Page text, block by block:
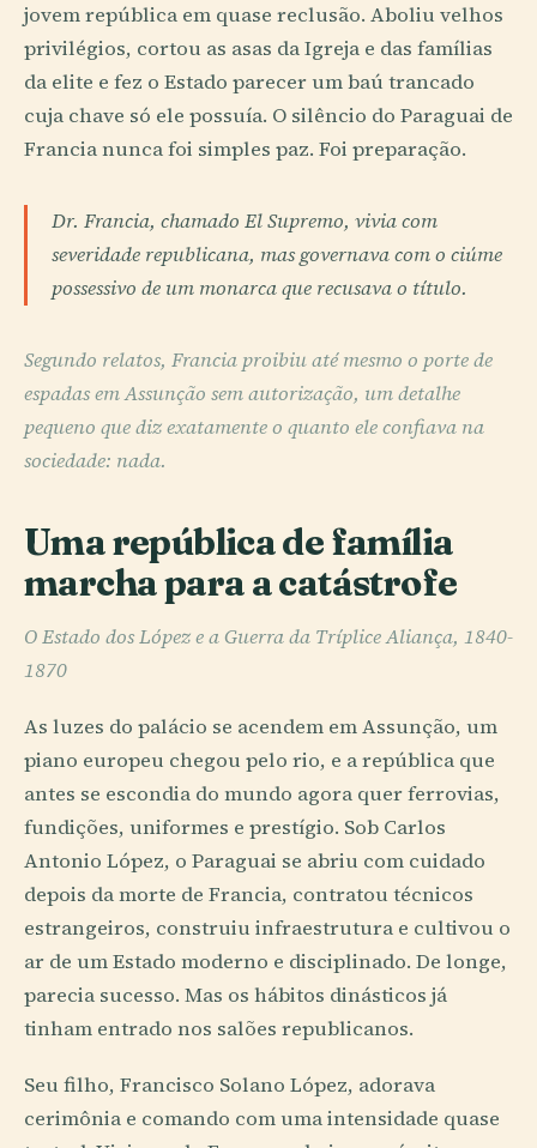
jovem república em quase reclusão. Aboliu velhos
privilégios, cortou as asas da Igreja e das famílias
da elite e fez o Estado parecer um baú trancado
cuja chave só ele possuía. O silêncio do Paraguai de
Francia nunca foi simples paz. Foi preparação.
Dr. Francia, chamado El Supremo, vivia com
severidade republicana, mas governava com o ciúme
possessivo de um monarca que recusava o título.
Segundo relatos, Francia proibiu até mesmo o porte de
espadas em Assunção sem autorização, um detalhe
pequeno que diz exatamente o quanto ele confiava na
sociedade: nada.
Uma república de família
marcha para a catástrofe
O Estado dos López e a Guerra da Tríplice Aliança, 1840-
1870
As luzes do palácio se acendem em Assunção, um
piano europeu chegou pelo rio, e a república que
antes se escondia do mundo agora quer ferrovias,
fundições, uniformes e prestígio. Sob Carlos
Antonio López, o Paraguai se abriu com cuidado
depois da morte de Francia, contratou técnicos
estrangeiros, construiu infraestrutura e cultivou o
ar de um Estado moderno e disciplinado. De longe,
parecia sucesso. Mas os hábitos dinásticos já
tinham entrado nos salões republicanos.
Seu filho, Francisco Solano López, adorava
cerimônia e comando com uma intensidade quase